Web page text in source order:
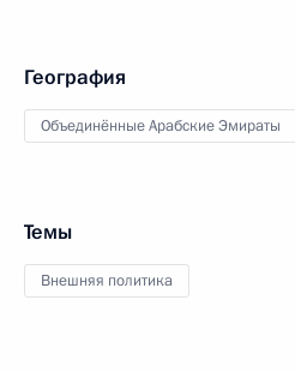
География
Объединённые Арабские Эмираты
Темы
Внешняя политика